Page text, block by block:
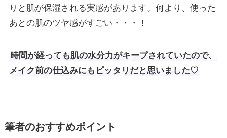
りと肌が保湿される実感があります。何より、使った
あとの肌のツヤ感がすごい・・・！
時間が経っても肌の水分力がキープされていたので、
メイク前の仕込みにもピッタリだと思いました♡
筆者のおすすめポイント